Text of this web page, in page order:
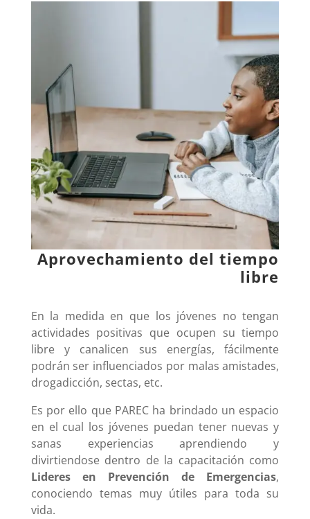
Aprovechamiento del tiempo
libre
En la medida en que los jóvenes no tengan
actividades positivas que ocupen su tiempo
libre y canalicen sus energías, fácilmente
podrán ser influenciados por malas amistades,
drogadicción, sectas, etc.
Es por ello que PAREC ha brindado un espacio
en el cual los jóvenes puedan tener nuevas y
sanas experiencias aprendiendo y
divirtiendose dentro de la capacitación como
Lideres en Prevención de Emergencias,
conociendo temas muy útiles para toda su
vida.